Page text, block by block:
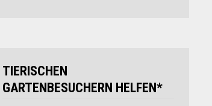
TIERISCHEN
GARTENBESUCHERN HELFEN*